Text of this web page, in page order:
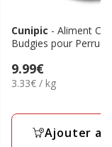
Cunipic - Aliment
Budgies pour
Prix
9.99€
9.99€
3.33€
3.33€ / kg
Ajouter